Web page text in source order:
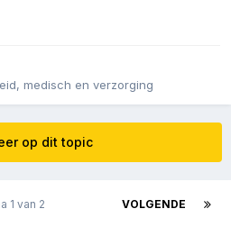
medisch en verzorging
op dit topic
VOLGENDE
1 van 2